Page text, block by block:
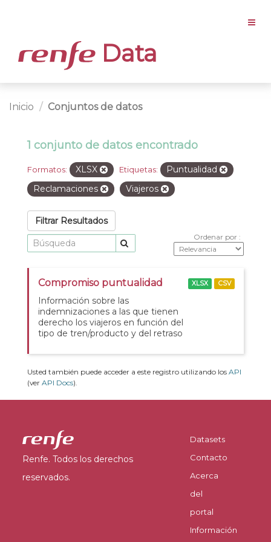
Data
Inicio Conjuntos de datos
1 conjunto de datos encontrado
Formatos: XLSX Etiquetas:
Puntualidad
Reclamaciones
Viajeros
Filtrar Resultados
Ordenar por
Compromiso puntualidad
Información sobre las
indemnizaciones a las que tienen
derecho los viajeros en función del
tipo de tren/producto y del retraso
XLSX CSV
Usted también puede acceder a este registro utilizando los API
(ver API Docs).
Renfe. Todos los derechos
reservados.
Datasets
Contacto
Acerca
del
portal
Información